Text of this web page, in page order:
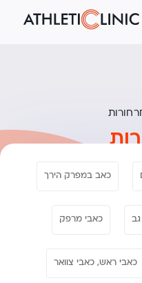
כאב במפרק הירך
כאבי מרפק
כאבי ראש, כאבי צוואר